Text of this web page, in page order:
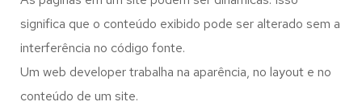
significa que o conteúdo exibido pode ser alterado sem a
interferência no código fonte.
Um web developer trabalha na aparência, no layout e no
conteúdo de um site.